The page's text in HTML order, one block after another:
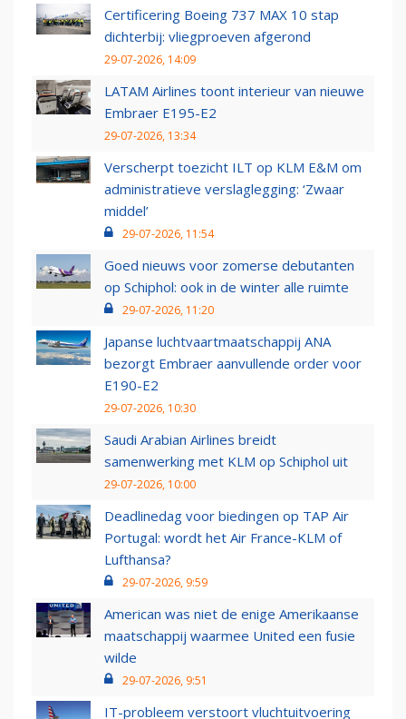
Certificering Boeing 737 MAX 10 stap
dichterbij: vliegproeven afgerond
29-07-2026, 14:09
LATAM Airlines toont interieur van nieuwe
Embraer E195-E2
29-07-2026, 13:34
Verscherpt toezicht ILT op KLM E&M om
administratieve verslaglegging: ‘Zwaar
middel’
29-07-2026, 11:54
Goed nieuws voor zomerse debutanten
op Schiphol: ook in de winter alle ruimte
29-07-2026, 11:20
Japanse luchtvaartmaatschappij ANA
bezorgt Embraer aanvullende order voor
E190-E2
29-07-2026, 10:30
Saudi Arabian Airlines breidt
samenwerking met KLM op Schiphol uit
29-07-2026, 10:00
Deadlinedag voor biedingen op TAP Air
Portugal: wordt het Air France-KLM of
Lufthansa?
29-07-2026, 9:59
American was niet de enige Amerikaanse
maatschappij waarmee United een fusie
wilde
29-07-2026, 9:51
IT-probleem verstoort vluchtuitvoering